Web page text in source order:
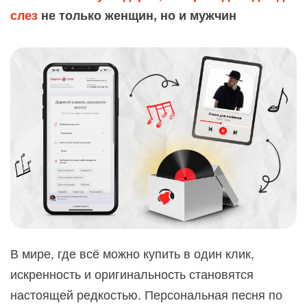
слез не только женщин, но и мужчин
В мире, где всё можно купить в один клик,
искренность и оригинальность становятся
настоящей редкостью. Персональная песня по